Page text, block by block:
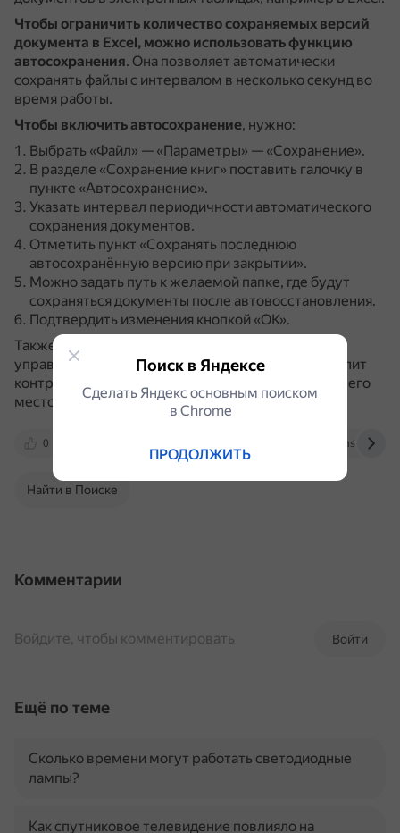
Чтобы ограничить количество сохраняемых версий
документа в Excel, можно использовать функцию
автосохранения. Она позволяет автоматически
сохранять файлы с интервалом в несколько секунд во
время работы.
Чтобы включить автосохранение, нужно:
Выбрать «Файл» — «Параметры» — «Сохранение».
В разделе «Сохранение книг» поставить галочку в
пункте «Автосохранение».
Указать интервал периодичности автоматического
сохранения документов.
Отметить пункт «Сохранять последнюю
автосохранённую версию при закрытии».
Можно задать путь к желаемой папке, где будут
сохраняться документы после автовосстановления.
Подтвердить изменения кнопкой «ОК».
Также можно создать собственную функцию
управления версиями с помощью VBA.
Это позволит
контролировать частоту сохранения, имя файла и его
местоположение.
0 help.pilotems.com
Найти в Поиске
Комментарии
Войти
Войдите, чтобы комментировать
Ещё по теме
Сколько времени могут работать светодиодные
лампы?
Как спутниковое телевидение повлияло на
Поиск в Яндексе
Сделать Яндекс основным поиском
в Сhrome
ПРОДОЛЖИТЬ